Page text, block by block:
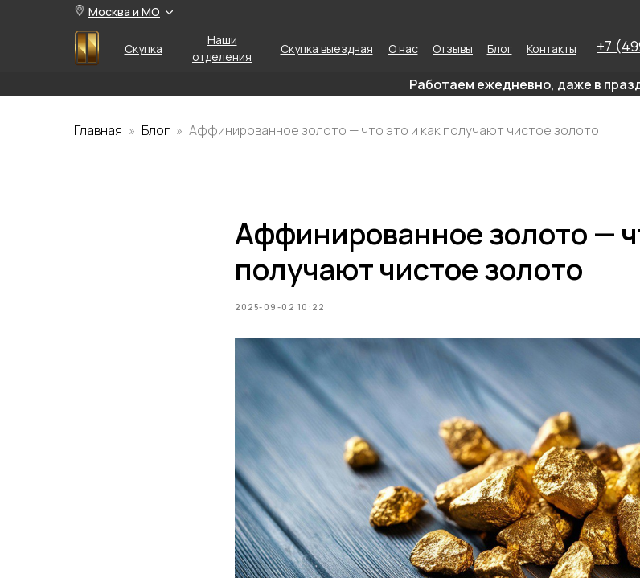
Москва и МО
Скупка
Наши
отделения
Скупка выездная О нас Отзывы Блог Контакты +7
Работаем ежедневно, даже в
Главная Блог Аффинированное золото — что это и как получают чистое золото
Аффинированное золото —
получают чистое золото
2025-09-02 10:22